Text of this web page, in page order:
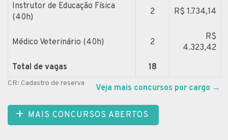
Instrutor de Educação Física
(40h)
2 R$ 1.734,14
Médico Veterinário (40h) 2
R$
4.323,42
Total de vagas
18
CR: Cadastro de reserva Veja mais concursos por cargo →
MAIS CONCURSOS ABERTOS